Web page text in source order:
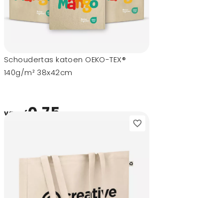
Schoudertas katoen OEKO-TEX®
140g/m² 38x42cm
vanaf0,75